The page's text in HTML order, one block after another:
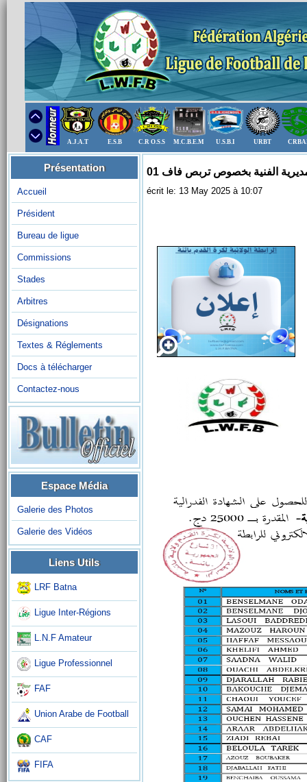
A.J.A.T E.S.B C.R O.S.S M.C.B.E.M U.S.B.I URBT
Présentation
Accueil
Président
Bureau de ligue
Commissions
Stades
Arbitres
Désignations
Textes & Réglements
Docs à télécharger
Contactez-nous
Espace Média
Galerie des Photos
Galerie des Vidéos
Liens Utils
LRF Batna
Ligue Inter-Régions
L.N.F Amateur
Ligue Professionnel
FAF
Union Arabe de Football
CAF
FIFA
الفنية بخصوص تربص فاف 01
écrit le: 13 May 2025 à 10:07